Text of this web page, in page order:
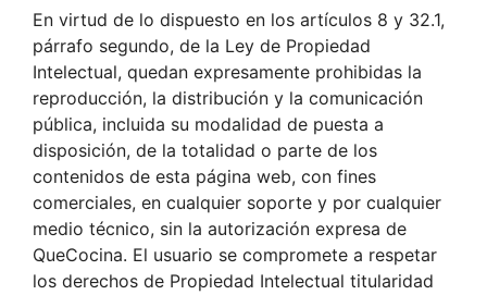
En virtud de lo dispuesto en los artículos 8 y 32.1,
párrafo segundo, de la Ley de Propiedad
Intelectual, quedan expresamente prohibidas la
reproducción, la distribución y la comunicación
pública, incluida su modalidad de puesta a
disposición, de la totalidad o parte de los
contenidos de esta página web, con fines
comerciales, en cualquier soporte y por cualquier
medio técnico, sin la autorización expresa de
QueCocina. El usuario se compromete a respetar
los derechos de Propiedad Intelectual titularidad